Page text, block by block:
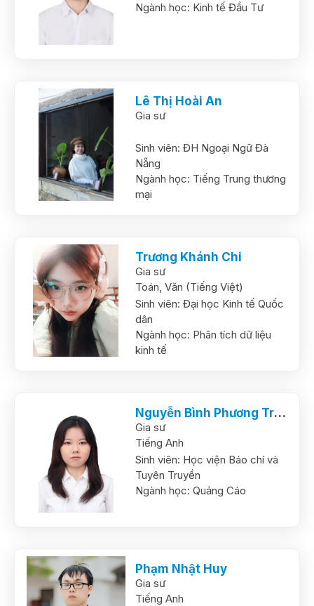
Ngành học: Kinh tế Đầu Tư
Lê Thị Hoài An
Gia sư
Sinh viên: ĐH Ngoại Ngữ Đà
Nẵng
Ngành học: Tiếng Trung thương
mại
Trương Khánh Chi
Gia sư
Toán,Văn (Tiếng Việt)
Sinh viên: Đại học Kinh tế Quốc
dân
Ngành học: Phân tích dữ liệu
kinh tế
Nguyễn Bình Phương Trang
Gia sư
Tiếng Anh
Sinh viên: Học viện Báo chí và
Tuyên Truyền
Ngành học: Quảng Cáo
Phạm Nhật Huy
Gia sư
Tiếng Anh